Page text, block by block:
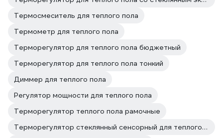
Термосмеситель для теплого пола
Термометр для теплого пола
Терморегулятор для теплого пола бюджетный
Терморегулятор для теплого пола тонкий
Диммер для теплого пола
Регулятор мощности для теплого пола
Терморегулятор теплого пола рамочные
Терморегулятор стеклянный сенсорный для теплого пола